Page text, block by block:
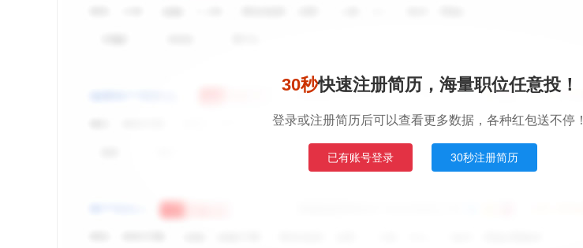
30秒快速注册简历，海量职位任意投！
登录或注册简历后可以查看更多数据，各种红包送不停！
已有账号登录 30秒注册简历